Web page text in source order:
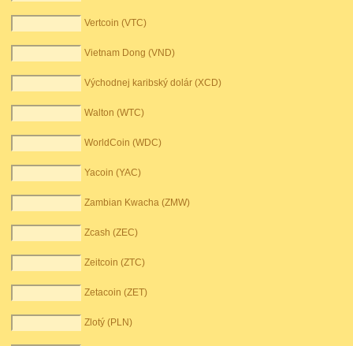
Vertcoin (VTC)
Vietnam Dong (VND)
Východnej karibský dolár (XCD)
Walton (WTC)
WorldCoin (WDC)
Yacoin (YAC)
Zambian Kwacha (ZMW)
Zcash (ZEC)
Zeitcoin (ZTC)
Zetacoin (ZET)
Zlotý (PLN)